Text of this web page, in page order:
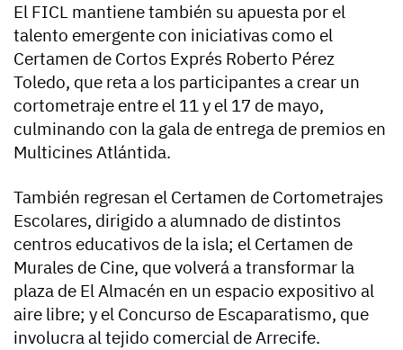
El FICL mantiene también su apuesta por el
talento emergente con iniciativas como el
Certamen de Cortos Exprés Roberto Pérez
Toledo, que reta a los participantes a crear un
cortometraje entre el 11 y el 17 de mayo,
culminando con la gala de entrega de premios en
Multicines Atlántida.
También regresan el Certamen de Cortometrajes
Escolares, dirigido a alumnado de distintos
centros educativos de la isla; el Certamen de
Murales de Cine, que volverá a transformar la
plaza de El Almacén en un espacio expositivo al
aire libre; y el Concurso de Escaparatismo, que
involucra al tejido comercial de Arrecife.